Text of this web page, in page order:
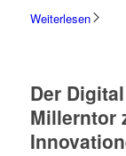
Weiterlesen
Der
Millerntor